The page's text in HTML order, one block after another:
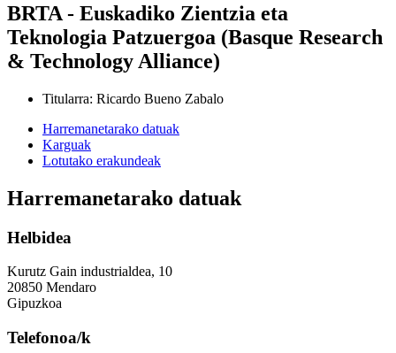
BRTA - Euskadiko Zientzia eta
Teknologia Patzuergoa (Basque Research
& Technology Alliance)
Titularra: Ricardo Bueno Zabalo
Harremanetarako datuak
Karguak
Lotutako erakundeak
Harremanetarako datuak
Helbidea
Kurutz Gain industrialdea, 10
20850 Mendaro
Gipuzkoa
Telefonoa/k